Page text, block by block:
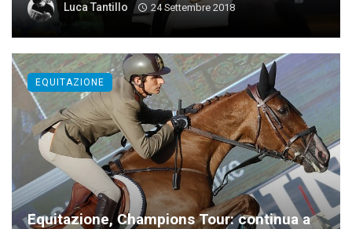
Luca Tantillo 24 Settembre 2018
Equitazione, Champions Tour: continua a
EQUITAZIONE